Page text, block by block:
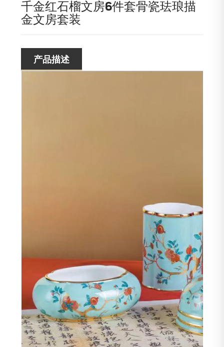
千金红石榴文房6件套骨瓷珐琅描
金文房套装
产品描述